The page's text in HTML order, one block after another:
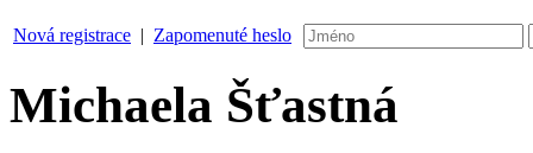
Nová registrace | Zapomenuté heslo
Michaela Šťastná